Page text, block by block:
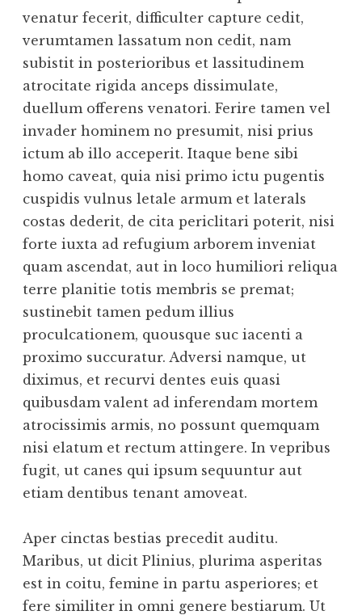
venatur fecerit, difficulter capture cedit,
verumtamen lassatum non cedit, nam
subistit in posterioribus et lassitudinem
atrocitate rigida anceps dissimulate,
duellum offerens venatori. Ferire tamen vel
invader hominem no presumit, nisi prius
ictum ab illo acceperit. Itaque bene sibi
homo caveat, quia nisi primo ictu pugentis
cuspidis vulnus letale armum et laterals
costas dederit, de cita periclitari poterit, nisi
forte iuxta ad refugium arborem inveniat
quam ascendat, aut in loco humiliori reliqua
terre planitie totis membris se premat;
sustinebit tamen pedum illius
proculcationem, quousque suc iacenti a
proximo succuratur. Adversi namque, ut
diximus, et recurvi dentes euis quasi
quibusdam valent ad inferendam mortem
atrocissimis armis, no possunt quemquam
nisi elatum et rectum attingere. In vepribus
fugit, ut canes qui ipsum sequuntur aut
etiam dentibus tenant amoveat.
Aper cinctas bestias precedit auditu.
Maribus, ut dicit Plinius, plurima asperitas
est in coitu, femine in partu asperiores; et
fere similiter in omni genere bestiarum. Ut